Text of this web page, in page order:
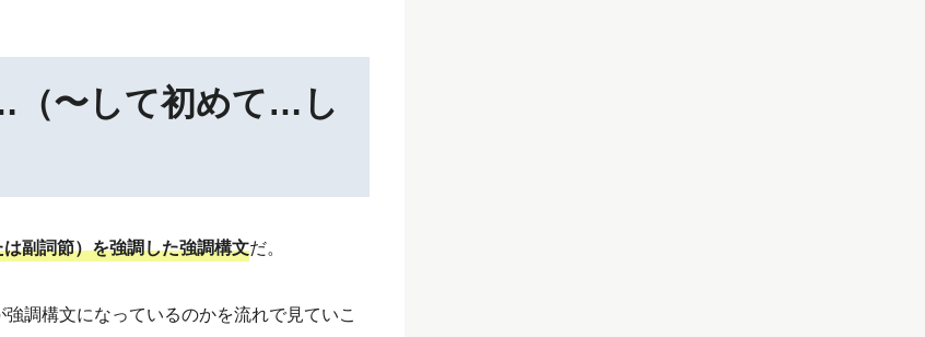
〜して初めて…し
副詞節）を強調した強調構文だ。
調構文になっているのかを流れで見ていこ